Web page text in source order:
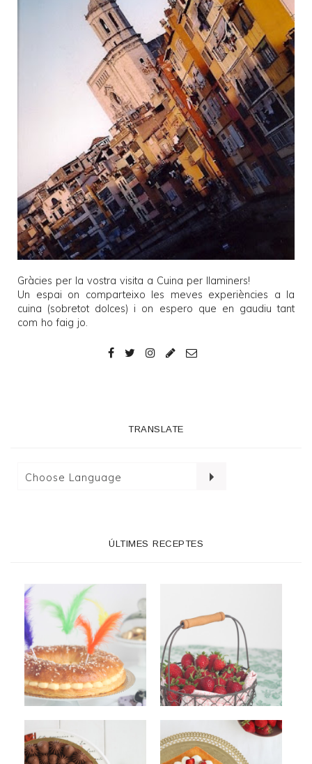
Gràcies per la vostra visita a Cuina per llaminers!
Un espai on comparteixo les meves experiències a la
cuina (sobretot dolces) i on espero que en gaudiu tant
com ho faig jo.
TRANSLATE
ÚLTIMES RECEPTES